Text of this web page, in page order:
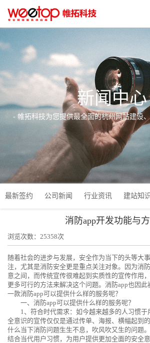
新闻中心
- 帷拓科技为您提供最全面的杭州网站建设
最新签约 公司新闻 行业资讯 建站知
消防app开发功能与
浏览次数：25358次
随着社会的进步与发展，安全作为当下的头等大
注，尤其是消防安全更是重点关注对象。因为消
意之间，而传统宣传很难起到实质性的宣传作用
更多可行的方法来解决这个问题。消防app也因
一款消防app可以提供什么样的服务呢？
一、消防app可以提供什么样的服务呢？
1、符合时代需求：如今越来越多的人习惯于
全意识的宣传仅仅是通过传单、海报、横幅起到
什么当下消防问题生生不息，吹风吹又生的问题
结合当代用户习惯，为用户提供更加全面的安全